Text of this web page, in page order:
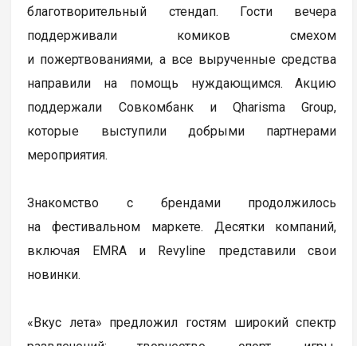
благотворительный стендап. Гости вечера
поддерживали комиков смехом
и пожертвованиями, а все вырученные средства
направили на помощь нуждающимся. Акцию
поддержали Совкомбанк и Qharisma Group,
которые выступили добрыми партнерами
мероприятия.
Знакомство с брендами продолжилось
на фестивальном маркете. Десятки компаний,
включая EMRA и Revyline представили свои
новинки.
«Вкус лета» предложил гостям широкий спектр